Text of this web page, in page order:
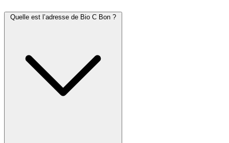
Quelle est l’adresse de Bio C Bon ?